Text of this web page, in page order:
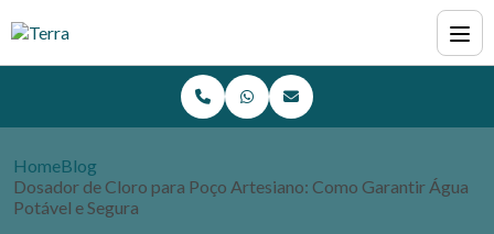
HomeBlog
Dosador de Cloro para Poço Artesiano: Como Garantir Água
Potável e Segura